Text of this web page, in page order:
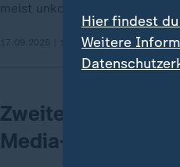
meist unkonkret, berichtet
17.09.2025 | 1:28 min
Zweitens: Der
Media-Bühne
Hier findest
Weitere